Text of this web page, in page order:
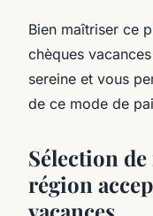
Bien maîtriser ce
chèques
sereine et vous
de ce mode de
Sélection
région